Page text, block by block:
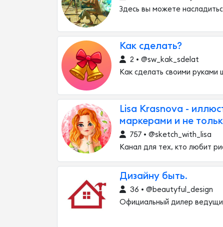
Здесь вы можете
Как сделать?
2 • @sw_kak_sdelat
Как сделать своими руками
Lisa Krasnova -
маркерами и не
757 • @sketch_with_lisa
Канал для тех, кто любит
Дизайну быть.
36 • @beautyful_design
Официальный дилер